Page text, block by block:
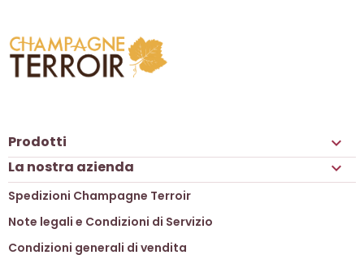
Prodotti 
La nostra azienda 
Spedizioni Champagne Terroir
Note legali e Condizioni di Servizio
Condizioni generali di vendita